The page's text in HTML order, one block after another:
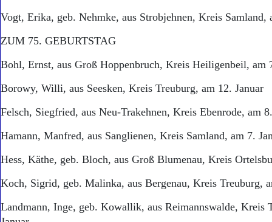
Vogt, Erika, geb. Nehmke, aus Strobjehnen, Kreis Samland,
ZUM 75. GEBURTSTAG
Bohl, Ernst, aus Groß Hoppenbruch, Kreis Heiligenbeil, am
Borowy, Willi, aus Seesken, Kreis Treuburg, am 12. Januar
Felsch, Siegfried, aus Neu-Trakehnen, Kreis Ebenrode, am
Hamann, Manfred, aus Sanglienen, Kreis Samland, am 7.
Hess, Käthe, geb. Bloch, aus Groß Blumenau, Kreis
Koch, Sigrid, geb. Malinka, aus Bergenau, Kreis Treuburg,
Landmann, Inge, geb. Kowallik, aus Reimannswalde, Kreis